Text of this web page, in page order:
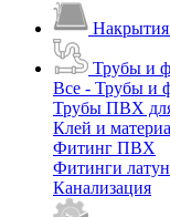
Накрытия
Трубы и
Все - Трубы и
Трубы ПВХ
Клей и
Фитинг ПВХ
Фитинги
Канализация